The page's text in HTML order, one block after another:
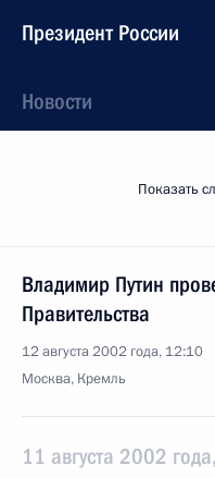
Президент России
Новости
Показать
Владимир Путин
Правительства
12 августа 2002 года, 12:10
Москва, Кремль
11 августа 2002